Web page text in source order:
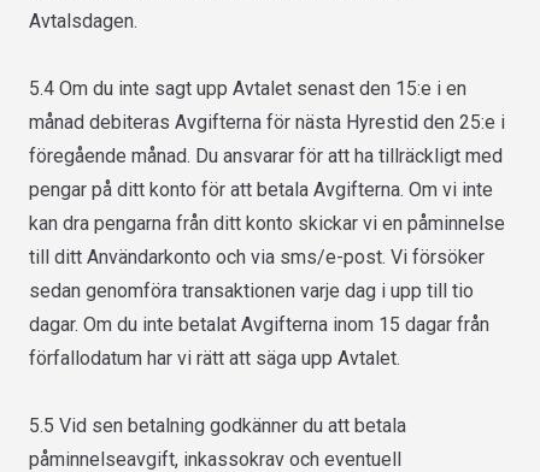
Avtalsdagen.
5.4 Om du inte sagt upp Avtalet senast den 15:e i en
månad debiteras Avgifterna för nästa Hyrestid den 25:e i
föregående månad. Du ansvarar för att ha tillräckligt med
pengar på ditt konto för att betala Avgifterna. Om vi inte
kan dra pengarna från ditt konto skickar vi en påminnelse
till ditt Användarkonto och via sms/e-post. Vi försöker
sedan genomföra transaktionen varje dag i upp till tio
dagar. Om du inte betalat Avgifterna inom 15 dagar från
förfallodatum har vi rätt att säga upp Avtalet.
5.5 Vid sen betalning godkänner du att betala
påminnelseavgift, inkassokrav och eventuell